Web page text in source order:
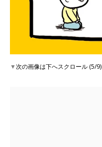
▼次の画像は下へスクロール (5/9)